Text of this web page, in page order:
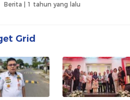
Berita | 1 tahun yang lalu
Grid